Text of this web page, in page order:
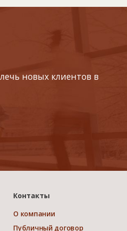
новых клиентов в
Контакты
О компании
Публичный договор